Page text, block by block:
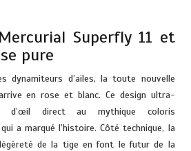
Superfly 11 et
pure
dynamiteurs d’ailes, la toute nouvelle
en rose et blanc. Ce design ultra-
direct au mythique coloris
a marqué l’histoire. Côté technique, la
de la tige en font le futur de la